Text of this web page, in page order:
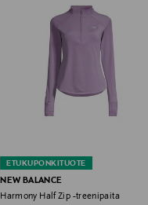
ETUKUPONKITUOTE
NEW BALANCE
Harmony Half Zip -treenipaita